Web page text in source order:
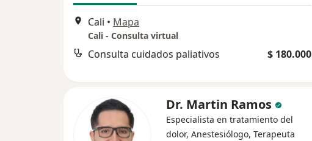
Cali • Mapa
Cali - Consulta virtual
Consulta cuidados paliativos $ 180.000
Dr. Martin Ramos
Especialista en tratamiento del
dolor, Anestesiólogo, Terapeuta